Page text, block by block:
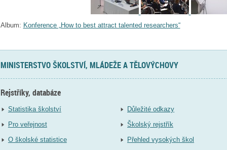
Album: Konference „How to best attract talented researchers“
MINISTERSTVO ŠKOLSTVÍ, MLÁDEŽE A TĚLOVÝCHOVY
Rejstříky, databáze
Statistika školství
Pro veřejnost
O školské statistice
Důležité odkazy
Školský rejstřík
Přehled vysokých škol